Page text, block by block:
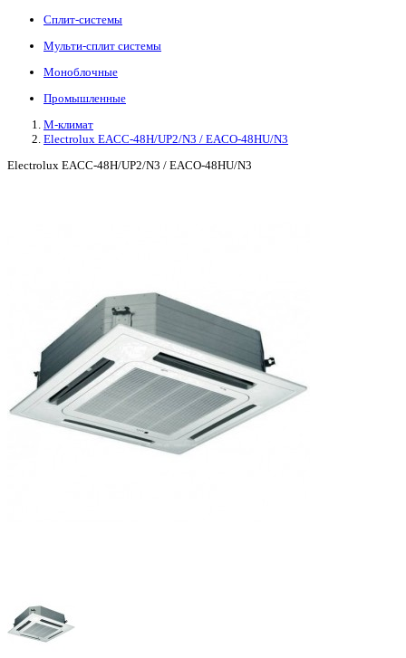
Сплит-системы
Мульти-сплит системы
Моноблочные
Промышленные
М-климат
Electrolux EACC-48H/UP2/N3 / EACO-48HU/N3
Electrolux EACC-48H/UP2/N3 / EACO-48HU/N3